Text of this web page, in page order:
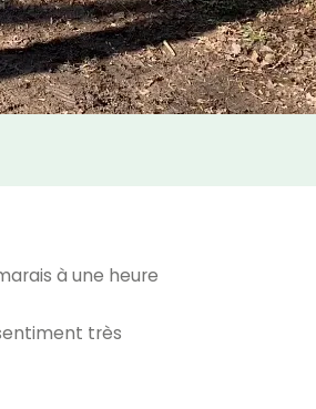
à une heure
très